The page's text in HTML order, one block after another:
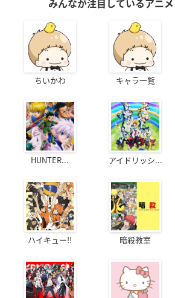
みんなが注目しているアニ
ちいかわ キャラ一覧
HUNTER... アイドリッシ...
ハイキュー!! 暗殺教室